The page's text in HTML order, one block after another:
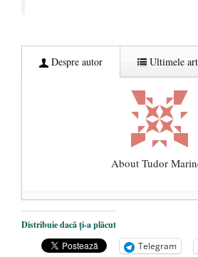
Despre autor Ultimele
About Tudor
De ce propaganda LGBT
unitățile de învățământ
-
Distribuie dacă ți-a plăcut
Telegram